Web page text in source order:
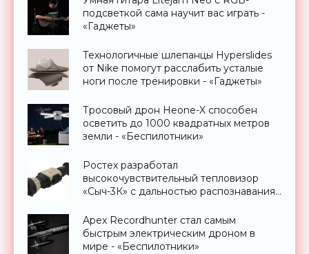
подсветкой сама научит вас играть -
«Гаджеты»
Технологичные шлепанцы Hyperslides
от Nike помогут расслабить усталые
ноги после тренировки - «Гаджеты»
Тросовый дрон Heone-X способен
осветить до 1000 квадратных метров
земли - «Беспилотники»
Ростех разработал
высокочувствительный тепловизор
«Сыч-3К» с дальностью распознавания
Apex Recordhunter стал самым
быстрым электрическим дроном в
мире - «Беспилотники»